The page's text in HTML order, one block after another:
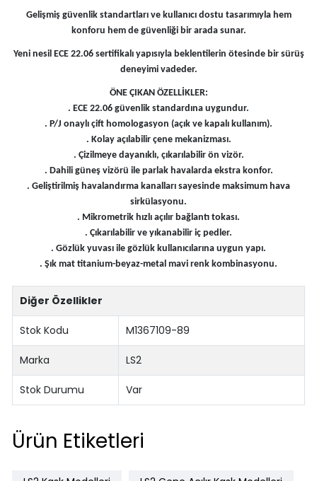
Gelişmiş güvenlik standartları ve kullanıcı dostu tasarımıyla hem
konforu hem de güvenliği bir arada sunar.
Yeni nesil ECE 22.06 sertifikalı yapısıyla beklentilerin ötesinde bir sürüş
deneyimi vadeder.
ÖNE ÇIKAN ÖZELLİKLER:
. ECE 22.06 güvenlik standardına uygundur.
. P/J onaylı çift homologasyon (açık ve kapalı kullanım).
. Kolay açılabilir çene mekanizması.
. Çizilmeye dayanıklı, çıkarılabilir ön vizör.
. Dahili güneş vizörü ile parlak havalarda ekstra konfor.
. Geliştirilmiş havalandırma kanalları sayesinde maksimum hava
sirkülasyonu.
. Mikrometrik hızlı açılır bağlantı tokası.
. Çıkarılabilir ve yıkanabilir iç pedler.
. Gözlük yuvası ile gözlük kullanıcılarına uygun yapı.
. Şık mat titanium-beyaz-metal mavi renk kombinasyonu.
Diğer Özellikler
Stok Kodu M1367109-89
Marka LS2
Stok Durumu Var
Ürün Etiketleri